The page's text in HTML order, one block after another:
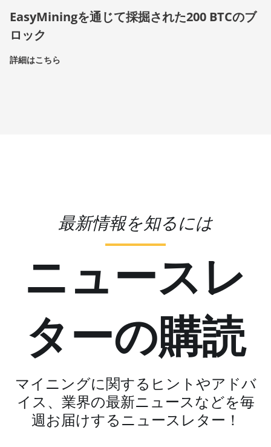
EasyMiningを通じて採掘された200 BTCのブ
ロック
詳細はこちら
最新情報を知るには
ニュースレ
ターの購読
マイニングに関するヒントやアドバ
イス、業界の最新ニュースなどを毎
週お届けするニュースレター！